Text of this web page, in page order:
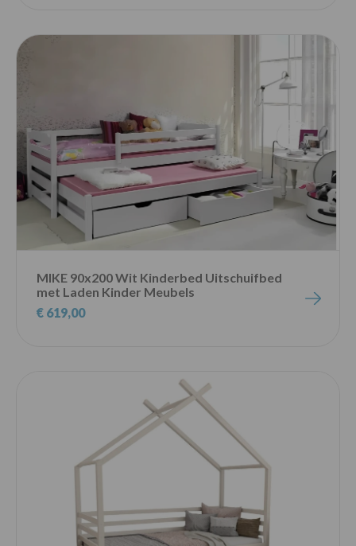
MIKE 90x200 Wit Kinderbed Uitschuifbed
met Laden Kinder Meubels
€ 619,00